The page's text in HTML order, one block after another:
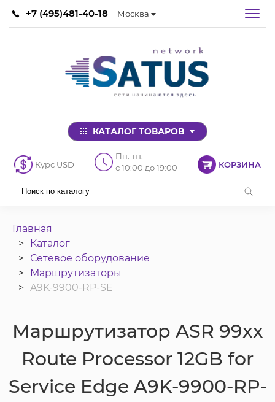
+7 (495)481-40-18 Москва
КАТАЛОГ ТОВАРОВ
Курс USD
Пн.-пт.
с 10:00 до 19:00
КОРЗИНА
Главная
Каталог
Сетевое оборудование
Маршрутизаторы
A9K-9900-RP-SE
Маршрутизатор ASR 99xx
Route Processor 12GB for
Service Edge A9K-9900-RP-